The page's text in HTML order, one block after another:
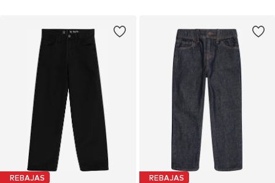
REBAJAS REBAJAS